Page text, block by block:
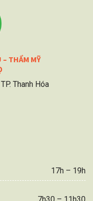
– THẨM MỸ
Thanh Hóa
17h – 19h